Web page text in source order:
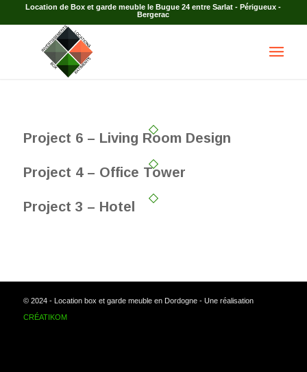
Location de Box et garde meuble le Bugue 24 entre Sarlat - Périgueux -
Bergerac
Project 6 – Living Room Design
Project 4 – Office Tower
Project 3 – Hotel
© 2024 - Location box et garde meuble en Dordogne - Une réalisation
CRÉATIKOM